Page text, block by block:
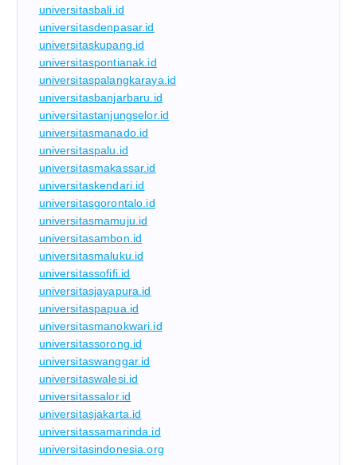
universitasbali.id
universitasdenpasar.id
universitaskupang.id
universitaspontianak.id
universitaspalangkaraya.id
universitasbanjarbaru.id
universitastanjungselor.id
universitasmanado.id
universitaspalu.id
universitasmakassar.id
universitaskendari.id
universitasgorontalo.id
universitasmamuju.id
universitasambon.id
universitasmaluku.id
universitassofifi.id
universitasjayapura.id
universitaspapua.id
universitasmanokwari.id
universitassorong.id
universitaswanggar.id
universitaswalesi.id
universitassalor.id
universitasjakarta.id
universitassamarinda.id
universitasindonesia.org